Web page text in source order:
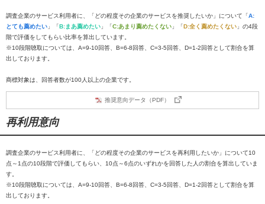
調査企業のサービス利用者に、「どの程度その企業のサービスを推奨したいか」について「A:
とても薦めたい 」「B:まあ薦めたい 」「C:あまり薦めたくない 」「D:全く薦めたくない 」の4段
階で評価をしてもらい比率を算出しています。
※10段階聴取については、A=9-10回答、B=6-8回答、C=3-5回答、D=1-2回答として割合を算
出しております。
商標対象は、回答者数が100人以上の企業です。
推奨意向データ（PDF）
再利用意向
調査企業のサービス利用者に、「どの程度その企業のサービスを再利用したいか」について10
点～1点の10段階で評価してもらい、10点～6点のいずれかを回答した人の割合を算出していま
す。
※10段階聴取については、A=9-10回答、B=6-8回答、C=3-5回答、D=1-2回答として割合を算
出しております。